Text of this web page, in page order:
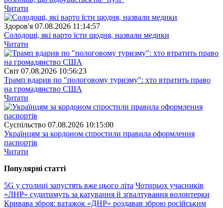
Читати
Здоров'я 07.08.2026 11:14:57
Солодощі, які варто їсти щодня, назвали медики
Читати
Свiт 07.08.2026 10:56:23
Трамп вдарив по "пологовому туризму": хто втратить право
на громадянство США
Читати
Суспiльство 07.08.2026 10:15:00
Українцям за кордоном спростили правила оформлення
паспортів
Читати
Популярнi статтi
5G у столиці запустять вже цього літа Чотирьох учасників
«ЛНР» судитимуть за катування й зґвалтування волонтерки
Кривава зброя: ватажок «ДНР» роздавав зброю російським